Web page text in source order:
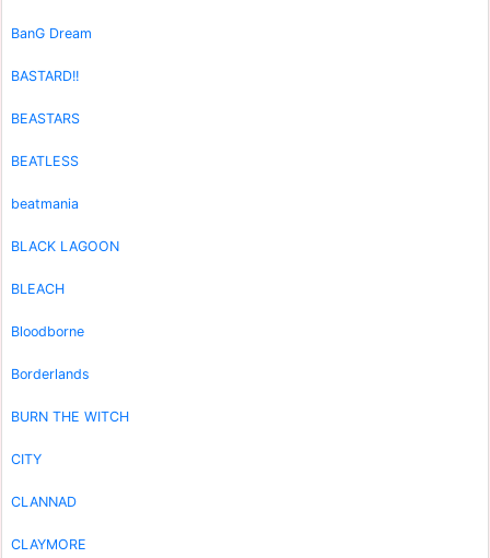
BanG Dream
BASTARD!!
BEASTARS
BEATLESS
beatmania
BLACK LAGOON
BLEACH
Bloodborne
Borderlands
BURN THE WITCH
CITY
CLANNAD
CLAYMORE